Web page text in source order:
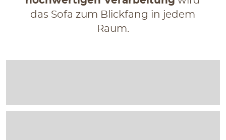
das Sofa zum Blickfang in jedem
Raum.